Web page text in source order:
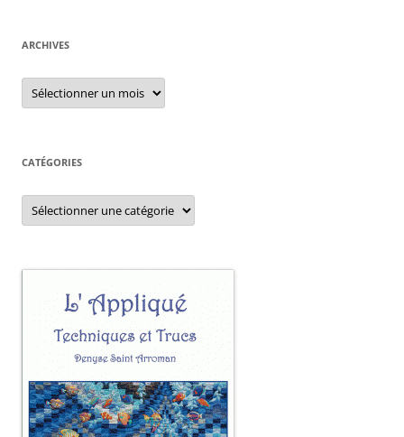
ARCHIVES
Archives
CATÉGORIES
Catégories